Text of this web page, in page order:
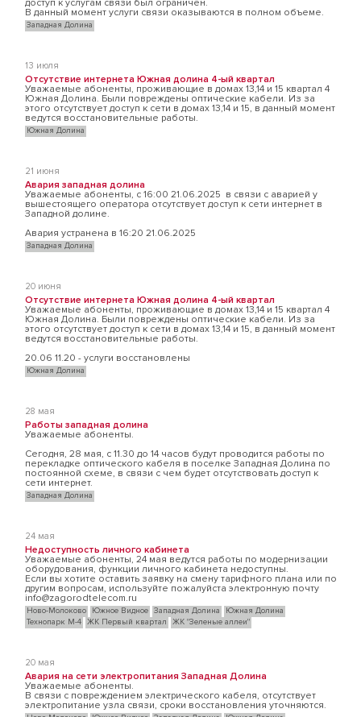
доступ к услугам связи был ограничен.
В данный момент услуги связи оказываются в полном объеме.
Западная Долина
13 июля
Отсутствие интернета Южная долина 4-ый квартал
Уважаемые абоненты, проживающие в домах 13,14 и 15 квартал 4
Южная Долина. Были повреждены оптические кабели. Из за
этого отсутствует доступ к сети в домах 13,14 и 15, в данный момент
ведутся восстановительные работы.
Южная Долина
21 июня
Авария западная долина
Уважаемые абоненты, с 16:00 21.06.2025 в связи с аварией у
вышестоящего оператора отсутствует доступ к сети интернет в
Западной долине.
Авария устранена в 16:20 21.06.2025
Западная Долина
20 июня
Отсутствие интернета Южная долина 4-ый квартал
Уважаемые абоненты, проживающие в домах 13,14 и 15 квартал 4
Южная Долина. Были повреждены оптические кабели. Из за
этого отсутствует доступ к сети в домах 13,14 и 15, в данный момент
ведутся восстановительные работы.
20.06 11.20 - услуги восстановлены
Южная Долина
28 мая
Работы западная долина
Уважаемые абоненты.
Сегодня, 28 мая, с 11.30 до 14 часов будут проводится работы по
перекладке оптического кабеля в поселке Западная Долина по
постоянной схеме, в связи с чем будет отсутствовать доступ к
сети интернет.
Западная Долина
24 мая
Недоступность личного кабинета
Уважаемые абоненты, 24 мая ведутся работы по модернизации
оборудования, функции личного кабинета недоступны.
Если вы хотите оставить заявку на смену тарифного плана или по
другим вопросам, используйте пожалуйста электронную почту
info@zagorodtelecom.ru
Ново-Молоково Южное Видное Западная Долина
Южная Долина
Технопарк М-4 ЖК Первый квартал ЖК "Зеленые аллеи"
20 мая
Авария на сети электропитания Западная Долина
Уважаемые абоненты.
В связи с повреждением электрического кабеля, отсутствует
электропитание узла связи, сроки восстановления уточняются.